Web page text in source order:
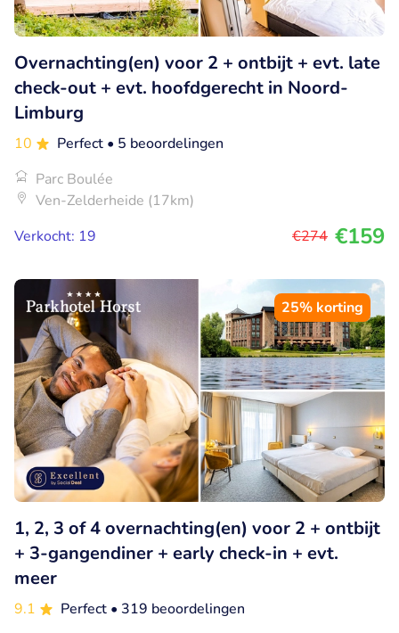
Overnachting(en) voor 2 + ontbijt + evt. late
check-out + evt. hoofdgerecht in Noord-
Limburg
10 Perfect • 5 beoordelingen
Parc Boulée
Ven-Zelderheide (17km)
Verkocht: 19
€274 €159
25% korting
1, 2, 3 of 4 overnachting(en) voor 2 + ontbijt
+ 3-gangendiner + early check-in + evt.
meer
9.1 Perfect • 319 beoordelingen